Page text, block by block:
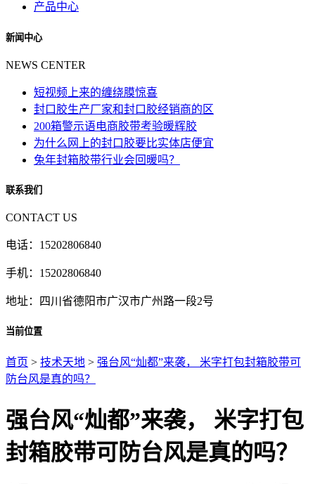
产品中心
新闻中心
NEWS CENTER
短视频上来的缠绕膜惊喜
封口胶生产厂家和封口胶经销商的区
200箱警示语电商胶带考验暖辉胶
为什么网上的封口胶要比实体店便宜
兔年封箱胶带行业会回暖吗？
联系我们
CONTACT US
电话：15202806840
手机：15202806840
地址：四川省德阳市广汉市广州路一段2号
当前位置
首页 > 技术天地 > 强台风“灿都”来袭， 米字打包封箱胶带可
防台风是真的吗？
强台风“灿都”来袭， 米字打包
封箱胶带可防台风是真的吗？